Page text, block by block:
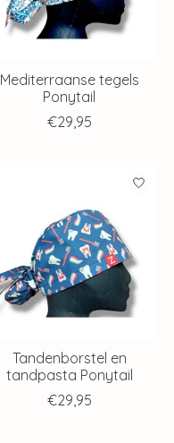
Mediterraanse tegels
Ponytail
€29,95
Tandenborstel en
tandpasta Ponytail
€29,95